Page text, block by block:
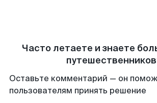
Часто летаете и знаете
Оставьте комментарий — он
пользователям принять решение